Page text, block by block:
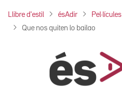
Llibre d'estil ésAdir Pel·lícules
Que nos quiten lo bailao